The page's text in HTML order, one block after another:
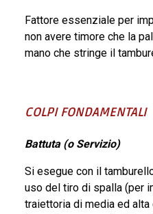
Fattore essenziale per
non avere timore che la
mano che stringe il
COLPI FONDAMENTALI
Battuta (o Servizio)
Si esegue con il
uso del tiro di spalla (per
traiettoria di media ed